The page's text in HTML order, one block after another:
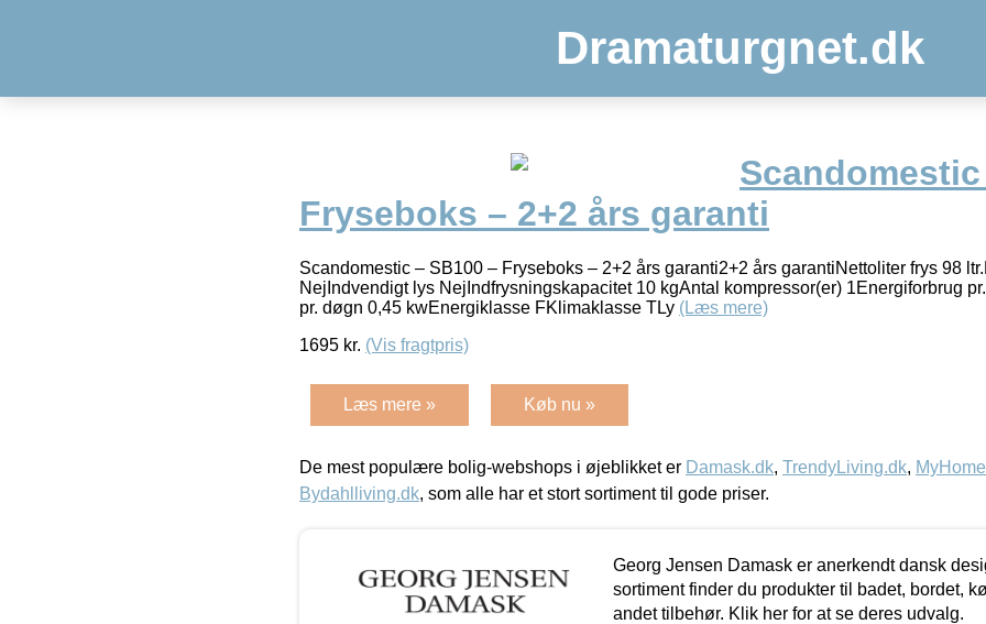
Dramaturgnet.dk
Scandomestic
Fryseboks – 2+2 års garanti
Scandomestic – SB100 – Fryseboks – 2+2 års garanti2+2 års garantiNettoliter frys 98
NejIndvendigt lys NejIndfrysningskapacitet 10 kgAntal kompressor(er) 1Energiforbrug
pr. døgn 0,45 kwEnergiklasse FKlimaklasse TLy (Læs mere)
1695 kr. (Vis fragtpris)
Læs mere » Køb nu »
De mest populære bolig-webshops i øjeblikket er Damask.dk, TrendyLiving.dk,
Bydahlliving.dk, som alle har et stort sortiment til gode priser.
Georg Jensen Damask er anerkendt dansk
sortiment finder du produkter til badet, bordet,
andet tilbehør. Klik her for at se deres udvalg.